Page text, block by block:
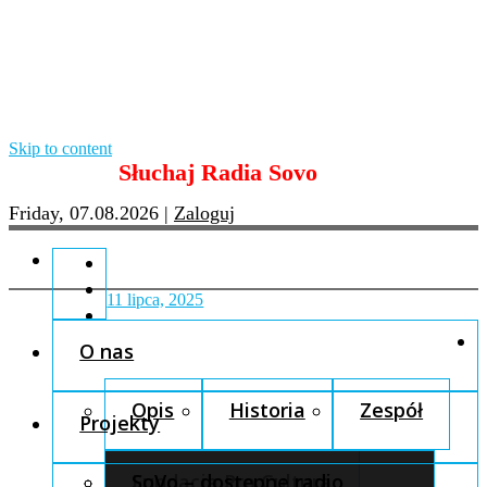
Skip to content
Słuchaj Radia Sovo
Friday, 07.08.2026 | Zaloguj
O nas
Opis Historia Zespół
Fundacja Pro Cultura
Projekty
SoVo – dostępne radio
11 lipca, 2025